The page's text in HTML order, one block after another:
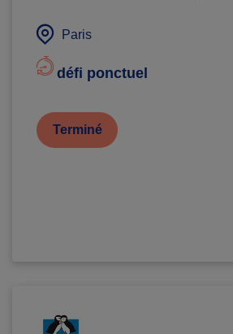
Paris
défi ponctuel
Terminé